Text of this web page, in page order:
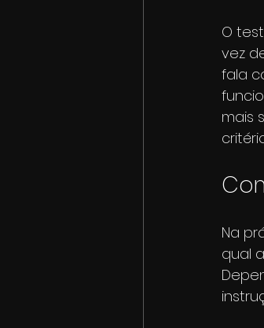
O
vez
fala
mais
Na
qual